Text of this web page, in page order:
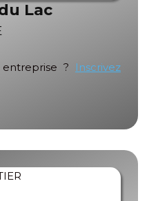
Lac
?
Inscrivez